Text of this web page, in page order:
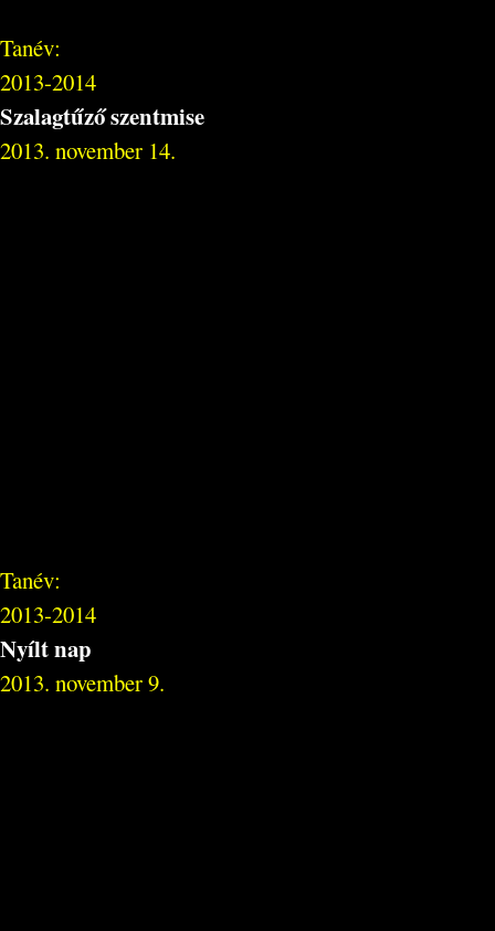
Tanév:
2013-2014
Szalagtűző szentmise
2013. november 14.
Tanév:
2013-2014
Nyílt nap
2013. november 9.